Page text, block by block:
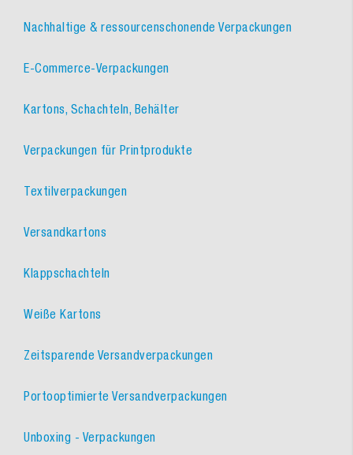
Nachhaltige & ressourcenschonende Verpackungen
E-Commerce-Verpackungen
Kartons, Schachteln, Behälter
Verpackungen für Printprodukte
Textilverpackungen
Versandkartons
Klappschachteln
Weiße Kartons
Zeitsparende Versandverpackungen
Portooptimierte Versandverpackungen
Unboxing - Verpackungen